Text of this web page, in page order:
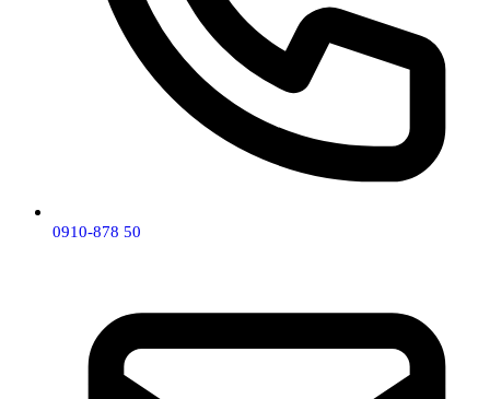
0910-878 50